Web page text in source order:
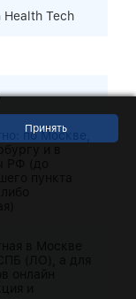
Health Tech
по Москве,